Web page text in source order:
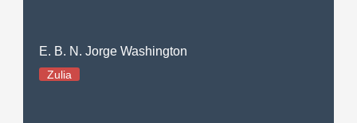
E. B. N. Jorge Washington
Zulia